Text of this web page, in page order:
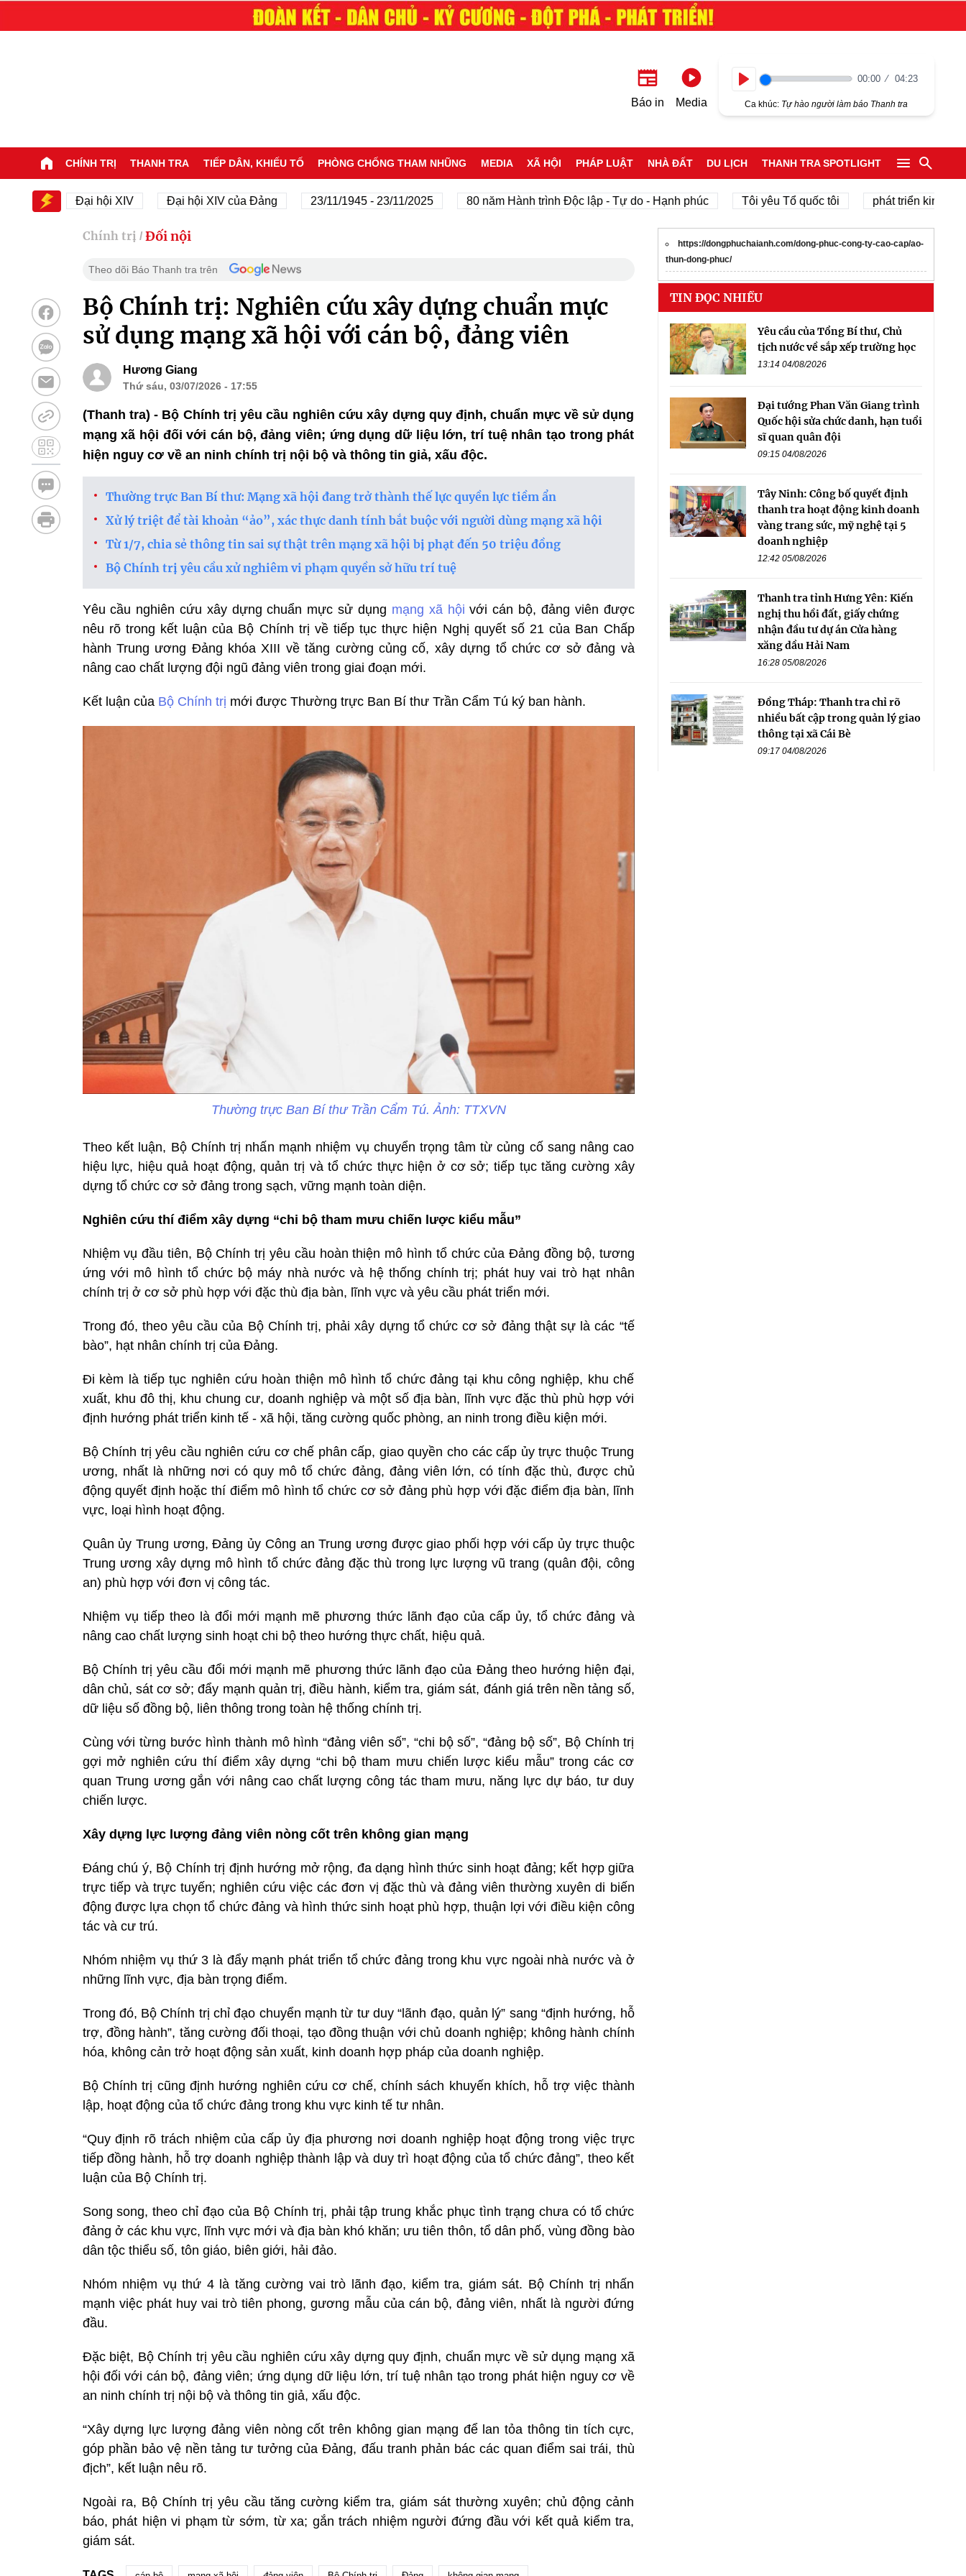
Báo in Media
00:00 04:23
Ca khúc: Tự hào người làm báo Thanh tra
CHÍNH TRỊ THANH TRA TIẾP DÂN, KHIẾU TỐ PHÒNG CHỐNG THAM NHŨNG MEDIA XÃ HỘI PHÁP LUẬT NHÀ ĐẤT DU LỊCH THANH TRA SPOTLIGHT
Đại hội XIV Đại hội XIV của Đảng 23/11/1945 - 23/11/2025 80 năm Hành trình Độc lập - Tự do - Hạnh phúc Tôi yêu Tổ quốc tôi phát triển kinh tế tư
Chính trị / Đối nội
Theo dõi Báo Thanh tra trên
Bộ Chính trị: Nghiên cứu xây dựng chuẩn mực
sử dụng mạng xã hội với cán bộ, đảng viên
Hương Giang
Thứ sáu, 03/07/2026 - 17:55
(Thanh tra) - Bộ Chính trị yêu cầu nghiên cứu xây dựng quy định, chuẩn mực về sử dụng
mạng xã hội đối với cán bộ, đảng viên; ứng dụng dữ liệu lớn, trí tuệ nhân tạo trong phát
hiện nguy cơ về an ninh chính trị nội bộ và thông tin giả, xấu độc.
Thường trực Ban Bí thư: Mạng xã hội đang trở thành thế lực quyền lực tiềm ẩn
Xử lý triệt để tài khoản “ảo”, xác thực danh tính bắt buộc với người dùng mạng xã hội
Từ 1/7, chia sẻ thông tin sai sự thật trên mạng xã hội bị phạt đến 50 triệu đồng
Bộ Chính trị yêu cầu xử nghiêm vi phạm quyền sở hữu trí tuệ
Yêu cầu nghiên cứu xây dựng chuẩn mực sử dụng mạng xã hội với cán bộ, đảng viên được
nêu rõ trong kết luận của Bộ Chính trị về tiếp tục thực hiện Nghị quyết số 21 của Ban Chấp
hành Trung ương Đảng khóa XIII về tăng cường củng cố, xây dựng tổ chức cơ sở đảng và
nâng cao chất lượng đội ngũ đảng viên trong giai đoạn mới.
Kết luận của Bộ Chính trị mới được Thường trực Ban Bí thư Trần Cẩm Tú ký ban hành.
Thường trực Ban Bí thư Trần Cẩm Tú. Ảnh: TTXVN
Theo kết luận, Bộ Chính trị nhấn mạnh nhiệm vụ chuyển trọng tâm từ củng cố sang nâng cao
hiệu lực, hiệu quả hoạt động, quản trị và tổ chức thực hiện ở cơ sở; tiếp tục tăng cường xây
dựng tổ chức cơ sở đảng trong sạch, vững mạnh toàn diện.
Nghiên cứu thí điểm xây dựng “chi bộ tham mưu chiến lược kiểu mẫu”
Nhiệm vụ đầu tiên, Bộ Chính trị yêu cầu hoàn thiện mô hình tổ chức của Đảng đồng bộ, tương
ứng với mô hình tổ chức bộ máy nhà nước và hệ thống chính trị; phát huy vai trò hạt nhân
chính trị ở cơ sở phù hợp với đặc thù địa bàn, lĩnh vực và yêu cầu phát triển mới.
Trong đó, theo yêu cầu của Bộ Chính trị, phải xây dựng tổ chức cơ sở đảng thật sự là các “tế
bào”, hạt nhân chính trị của Đảng.
Đi kèm là tiếp tục nghiên cứu hoàn thiện mô hình tổ chức đảng tại khu công nghiệp, khu chế
xuất, khu đô thị, khu chung cư, doanh nghiệp và một số địa bàn, lĩnh vực đặc thù phù hợp với
định hướng phát triển kinh tế - xã hội, tăng cường quốc phòng, an ninh trong điều kiện mới.
Bộ Chính trị yêu cầu nghiên cứu cơ chế phân cấp, giao quyền cho các cấp ủy trực thuộc Trung
ương, nhất là những nơi có quy mô tổ chức đảng, đảng viên lớn, có tính đặc thù, được chủ
động quyết định hoặc thí điểm mô hình tổ chức cơ sở đảng phù hợp với đặc điểm địa bàn, lĩnh
vực, loại hình hoạt động.
Quân ủy Trung ương, Đảng ủy Công an Trung ương được giao phối hợp với cấp ủy trực thuộc
Trung ương xây dựng mô hình tổ chức đảng đặc thù trong lực lượng vũ trang (quân đội, công
an) phù hợp với đơn vị công tác.
Nhiệm vụ tiếp theo là đổi mới mạnh mẽ phương thức lãnh đạo của cấp ủy, tổ chức đảng và
nâng cao chất lượng sinh hoạt chi bộ theo hướng thực chất, hiệu quả.
Bộ Chính trị yêu cầu đổi mới mạnh mẽ phương thức lãnh đạo của Đảng theo hướng hiện đại,
dân chủ, sát cơ sở; đẩy mạnh quản trị, điều hành, kiểm tra, giám sát, đánh giá trên nền tảng số,
dữ liệu số đồng bộ, liên thông trong toàn hệ thống chính trị.
Cùng với từng bước hình thành mô hình “đảng viên số”, “chi bộ số”, “đảng bộ số”, Bộ Chính trị
gợi mở nghiên cứu thí điểm xây dựng “chi bộ tham mưu chiến lược kiểu mẫu” trong các cơ
quan Trung ương gắn với nâng cao chất lượng công tác tham mưu, năng lực dự báo, tư duy
chiến lược.
Xây dựng lực lượng đảng viên nòng cốt trên không gian mạng
Đáng chú ý, Bộ Chính trị định hướng mở rộng, đa dạng hình thức sinh hoạt đảng; kết hợp giữa
trực tiếp và trực tuyến; nghiên cứu việc các đơn vị đặc thù và đảng viên thường xuyên di biến
động được lựa chọn tổ chức đảng và hình thức sinh hoạt phù hợp, thuận lợi với điều kiện công
tác và cư trú.
Nhóm nhiệm vụ thứ 3 là đẩy mạnh phát triển tổ chức đảng trong khu vực ngoài nhà nước và ở
những lĩnh vực, địa bàn trọng điểm.
Trong đó, Bộ Chính trị chỉ đạo chuyển mạnh từ tư duy “lãnh đạo, quản lý” sang “định hướng, hỗ
trợ, đồng hành”, tăng cường đối thoại, tạo đồng thuận với chủ doanh nghiệp; không hành chính
hóa, không cản trở hoạt động sản xuất, kinh doanh hợp pháp của doanh nghiệp.
Bộ Chính trị cũng định hướng nghiên cứu cơ chế, chính sách khuyến khích, hỗ trợ việc thành
lập, hoạt động của tổ chức đảng trong khu vực kinh tế tư nhân.
“Quy định rõ trách nhiệm của cấp ủy địa phương nơi doanh nghiệp hoạt động trong việc trực
tiếp đồng hành, hỗ trợ doanh nghiệp thành lập và duy trì hoạt động của tổ chức đảng”, theo kết
luận của Bộ Chính trị.
Song song, theo chỉ đạo của Bộ Chính trị, phải tập trung khắc phục tình trạng chưa có tổ chức
đảng ở các khu vực, lĩnh vực mới và địa bàn khó khăn; ưu tiên thôn, tổ dân phố, vùng đồng bào
dân tộc thiểu số, tôn giáo, biên giới, hải đảo.
Nhóm nhiệm vụ thứ 4 là tăng cường vai trò lãnh đạo, kiểm tra, giám sát. Bộ Chính trị nhấn
mạnh việc phát huy vai trò tiên phong, gương mẫu của cán bộ, đảng viên, nhất là người đứng
đầu.
Đặc biệt, Bộ Chính trị yêu cầu nghiên cứu xây dựng quy định, chuẩn mực về sử dụng mạng xã
hội đối với cán bộ, đảng viên; ứng dụng dữ liệu lớn, trí tuệ nhân tạo trong phát hiện nguy cơ về
an ninh chính trị nội bộ và thông tin giả, xấu độc.
“Xây dựng lực lượng đảng viên nòng cốt trên không gian mạng để lan tỏa thông tin tích cực,
góp phần bảo vệ nền tảng tư tưởng của Đảng, đấu tranh phản bác các quan điểm sai trái, thù
địch”, kết luận nêu rõ.
Ngoài ra, Bộ Chính trị yêu cầu tăng cường kiểm tra, giám sát thường xuyên; chủ động cảnh
báo, phát hiện vi phạm từ sớm, từ xa; gắn trách nhiệm người đứng đầu với kết quả kiểm tra,
giám sát.
https://dongphuchaianh.com/dong-phuc-cong-ty-cao-cap/ao-
thun-dong-phuc/
TIN ĐỌC NHIỀU
Yêu cầu của Tổng Bí thư, Chủ
tịch nước về sắp xếp trường học
13:14 04/08/2026
Đại tướng Phan Văn Giang trình
Quốc hội sửa chức danh, hạn tuổi
sĩ quan quân đội
09:15 04/08/2026
Tây Ninh: Công bố quyết định
thanh tra hoạt động kinh doanh
vàng trang sức, mỹ nghệ tại 5
doanh nghiệp
12:42 05/08/2026
Thanh tra tỉnh Hưng Yên: Kiến
nghị thu hồi đất, giấy chứng
nhận đầu tư dự án Cửa hàng
xăng dầu Hải Nam
16:28 05/08/2026
Đồng Tháp: Thanh tra chỉ rõ
nhiều bất cập trong quản lý giao
thông tại xã Cái Bè
09:17 04/08/2026